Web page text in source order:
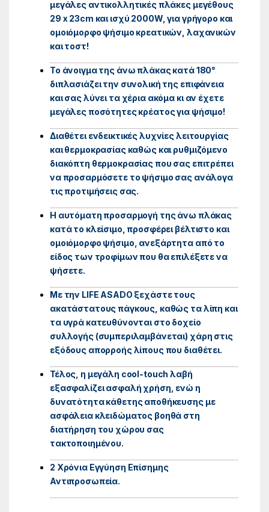
μεγάλες αντικολλητικές πλάκες μεγέθους
29 x 23cm και ισχύ 2000W, για γρήγορο και
ομοιόμορφο ψήσιμο κρεατικών, λαχανικών
και τοστ!
Το άνοιγμα της άνω πλάκας κατά 180°
διπλασιάζει την συνολική της επιφάνεια
και σας λύνει τα χέρια ακόμα κι αν έχετε
μεγάλες ποσότητες κρέατος για ψήσιμο!
Διαθέτει ενδεικτικές λυχνίες λειτουργίας
και θερμοκρασίας καθώς και ρυθμιζόμενο
διακόπτη θερμοκρασίας που σας επιτρέπει
να προσαρμόσετε το ψήσιμο σας ανάλογα
τις προτιμήσεις σας.
Η αυτόματη προσαρμογή της άνω πλάκας
κατά το κλείσιμο, προσφέρει βέλτιστο και
ομοιόμορφο ψήσιμο, ανεξάρτητα από το
είδος των τροφίμων που θα επιλέξετε να
ψήσετε.
Με την LIFE ASADO ξεχάστε τους
ακατάστατους πάγκους, καθώς τα λίπη και
τα υγρά κατευθύνονται στο δοχείο
συλλογής (συμπεριλαμβάνεται) χάρη στις
εξόδους απορροής λίπους που διαθέτει.
Τέλος, η μεγάλη cool-touch λαβή
εξασφαλίζει ασφαλή χρήση, ενώ η
δυνατότητα κάθετης αποθήκευσης με
ασφάλεια κλειδώματος βοηθά στη
διατήρηση του χώρου σας
τακτοποιημένου.
2 Χρόνια Εγγύηση Επίσημης
Αντιπροσωπεία.